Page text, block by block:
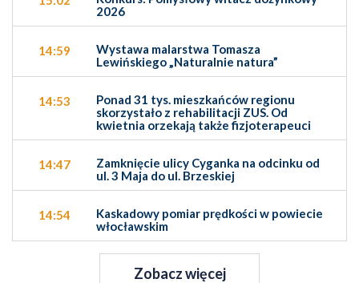
2026
14:59
Wystawa malarstwa Tomasza
Lewińskiego „Naturalnie natura”
14:53
Ponad 31 tys. mieszkańców regionu
skorzystało z rehabilitacji ZUS. Od
kwietnia orzekają także fizjoterapeuci
14:47
Zamknięcie ulicy Cyganka na odcinku od
ul. 3 Maja do ul. Brzeskiej
14:54
Kaskadowy pomiar prędkości w powiecie
włocławskim
Zobacz więcej